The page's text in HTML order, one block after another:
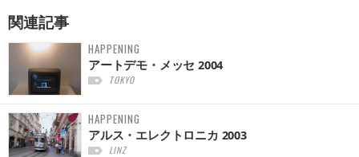
関連記事
HAPPENING
アートデモ・メッセ 2004
TOKYO
HAPPENING
アルス・エレクトロニカ 2003
LINZ